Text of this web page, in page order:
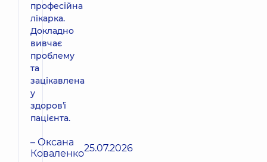
професійна
лікарка.
Докладно
вивчає
проблему
та
зацікавлена
у
здоровʼї
пацієнта.
– Оксана
Коваленко25.07.2026